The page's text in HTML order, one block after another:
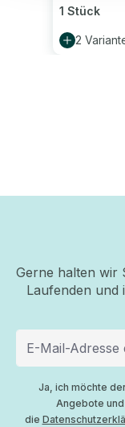
1 Stück
2
Gerne halten wir
Laufenden und
Ja, ich möchte
Angebote
die